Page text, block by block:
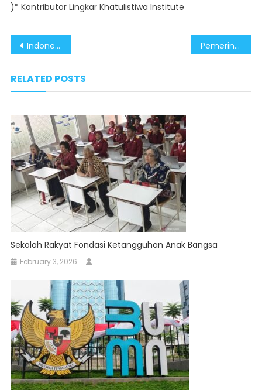
)* Kontributor Lingkar Khatulistiwa Institute
Post
Indonesia Pertegas Peran Strategis sebagai Bridge Builder di KTT BRICS Pertama sbg Anggota Penuh Pemerintah Konsisten Kawal Demokrasi Lewat PSU
RELATED POSTS
Sekolah Rakyat Fondasi Ketangguhan Anak Bangsa
February 3, 2026